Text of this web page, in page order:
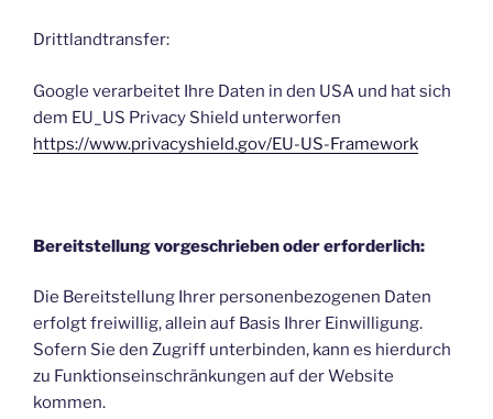
Drittlandtransfer:
Google verarbeitet Ihre Daten in den USA und hat sich
dem EU_US Privacy Shield unterworfen
https://www.privacyshield.gov/EU-US-Framework
Bereitstellung vorgeschrieben oder erforderlich:
Die Bereitstellung Ihrer personenbezogenen Daten
erfolgt freiwillig, allein auf Basis Ihrer Einwilligung.
Sofern Sie den Zugriff unterbinden, kann es hierdurch
zu Funktionseinschränkungen auf der Website
kommen.